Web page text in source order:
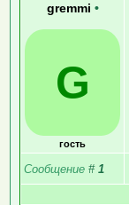
gremmi •
G
гость
Сообщение # 1